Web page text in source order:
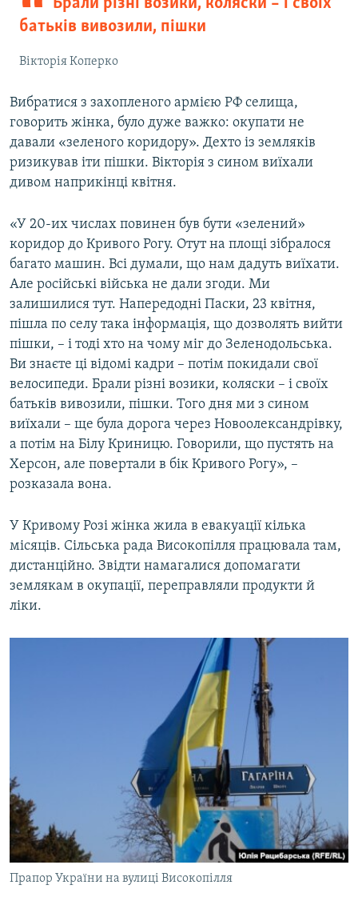
батьків вивозили, пішки
Вікторія Коперко
Вибратися з захопленого армією РФ селища,
говорить жінка, було дуже важко: окупати не
давали «зеленого коридору». Дехто із земляків
ризикував іти пішки. Вікторія з сином виїхали
дивом наприкінці квітня.
«У 20-их числах повинен був бути «зелений»
коридор до Кривого Рогу. Отут на площі зібралося
багато машин. Всі думали, що нам дадуть виїхати.
Але російські війська не дали згоди. Ми
залишилися тут. Напередодні Паски, 23 квітня,
пішла по селу така інформація, що дозволять вийти
пішки, – і тоді хто на чому міг до Зеленодольська.
Ви знаєте ці відомі кадри – потім покидали свої
велосипеди. Брали різні возики, коляски – і своїх
батьків вивозили, пішки. Того дня ми з сином
виїхали – ще була дорога через Новоолександрівку,
а потім на Білу Криницю. Говорили, що пустять на
Херсон, але повертали в бік Кривого Рогу», –
розказала вона.
У Кривому Розі жінка жила в евакуації кілька
місяців. Сільська рада Високопілля працювала там,
дистанційно. Звідти намагалися допомагати
землякам в окупації, переправляли продукти й
ліки.
Прапор України на вулиці Високопілля